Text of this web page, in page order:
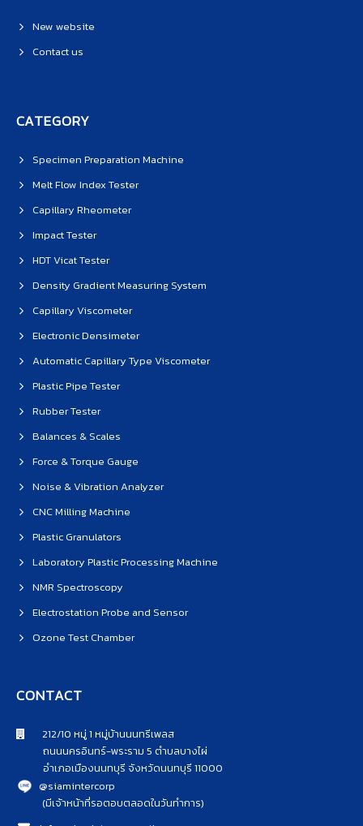
New website
Contact us
CATEGORY
Specimen Preparation Machine
Melt Flow Index Tester
Capillary Rheometer
Impact Tester
HDT Vicat Tester
Density Gradient Measuring System
Capillary Viscometer
Electronic Densimeter
Automatic Capillary Type Viscometer
Plastic Pipe Tester
Rubber Tester
Balances & Scales
Force & Torque Gauge
Noise & Vibration Analyzer
CNC Milling Machine
Plastic Granulators
Laboratory Plastic Processing Machine
NMR Spectroscopy
Electrostation Probe and Sensor
Ozone Test Chamber
CONTACT
212/10 หมู่ 1 หมู่บ้านนนทรีเพลส
ถนนนครอินทร์-พระราม 5 ตำบลบางไผ่
อำเภอเมืองนนทบุรี จังหวัดนนทบุรี 11000
@siamintercorp
(มีเจ้าหน้าที่รอตอบตลอดในวันทำการ)